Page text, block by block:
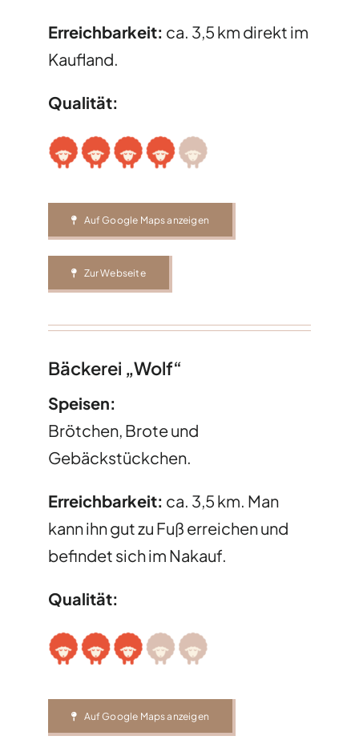
Erreichbarkeit: ca. 3,5 km direkt im
Kaufland.
Qualität:
Auf Google Maps anzeigen
Zur Webseite
Bäckerei „Wolf“
Speisen:
Brötchen, Brote und
Gebäckstückchen.
Erreichbarkeit: ca. 3,5 km. Man
kann ihn gut zu Fuß erreichen und
befindet sich im Nakauf.
Qualität:
Auf Google Maps anzeigen